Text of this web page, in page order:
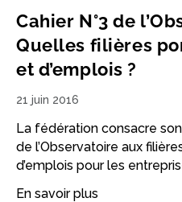
Cahier N°3 de
Quelles filières
et d’emplois ?
21 juin 2016
La fédération consacre
de l’Observatoire aux
d’emplois pour les
En savoir plus